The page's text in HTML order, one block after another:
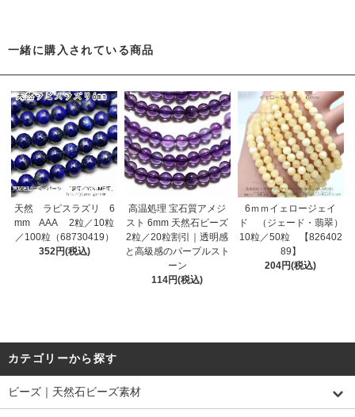
一緒に購入されている商品
天然 ラピスラズリ 6
mm AAA 2粒／10粒
／100粒（68730419）
352円(税込)
高温処理 宝石質アメジ
スト 6mm 天然石ビーズ
2粒／20粒割引｜透明感
と高級感のパープルスト
ーン
114円(税込)
6ｍｍイェロージェイ
ド （ジェード・翡翠）
10粒／50粒 【826402
89】
204円(税込)
カテゴリーから探す
ビーズ｜天然石ビーズ素材